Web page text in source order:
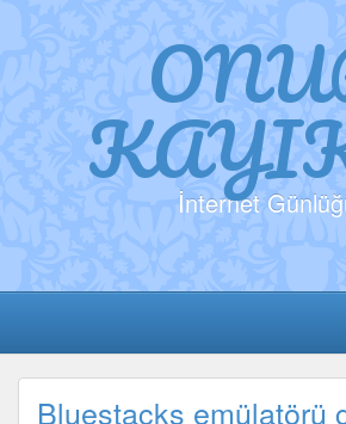
İnternet
Bluestacks emülatörü